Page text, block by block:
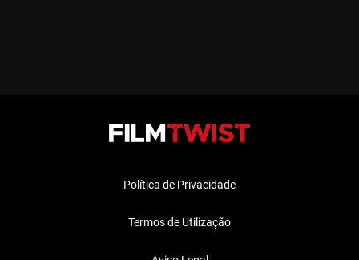
Política de Privacidade
Termos de Utilização